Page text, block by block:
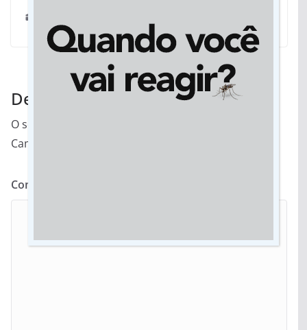
Deixe um comentário
O seu endereço de e-mail não será publicado.
Campos obrigatórios são marcados com
Comentário